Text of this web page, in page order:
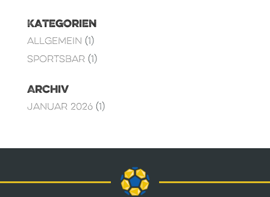
Kategorien
Allgemein (1)
Sportsbar(1)
Archiv
Januar 2026(1)